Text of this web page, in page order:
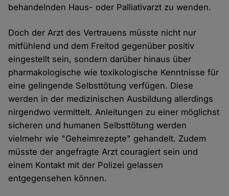
behandelnden Haus- oder Palliativarzt zu wenden.
Doch der Arzt des Vertrauens müsste nicht nur
mitfühlend und dem Freitod gegenüber positiv
eingestellt sein, sondern darüber hinaus über
pharmakologische wie toxikologische Kenntnisse für
eine gelingende Selbsttötung verfügen. Diese
werden in der medizinischen Ausbildung allerdings
nirgendwo vermittelt. Anleitungen zu einer möglichst
sicheren und humanen Selbsttötung werden
vielmehr wie "Geheimrezepte" gehandelt. Zudem
müsste der angefragte Arzt couragiert sein und
einem Kontakt mit der Polizei gelassen
entgegensehen können.